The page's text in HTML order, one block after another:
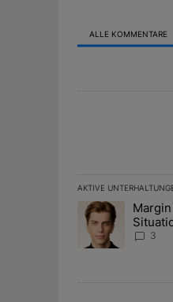
ALLE KOMMENTARE
AKTIVE
Das Folgende ist
Ein Trendartikel
Alles
3